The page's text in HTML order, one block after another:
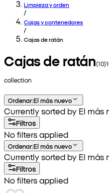
Limpieza y orden
/
Cajas y contenedores
/
Cajas de ratán
Cajas de ratán(10)
collection
Ordenar:El más nuevo
Currently sorted by El más
Filtros
No filters applied
Ordenar:El más nuevo
Currently sorted by El más
Filtros
No filters applied